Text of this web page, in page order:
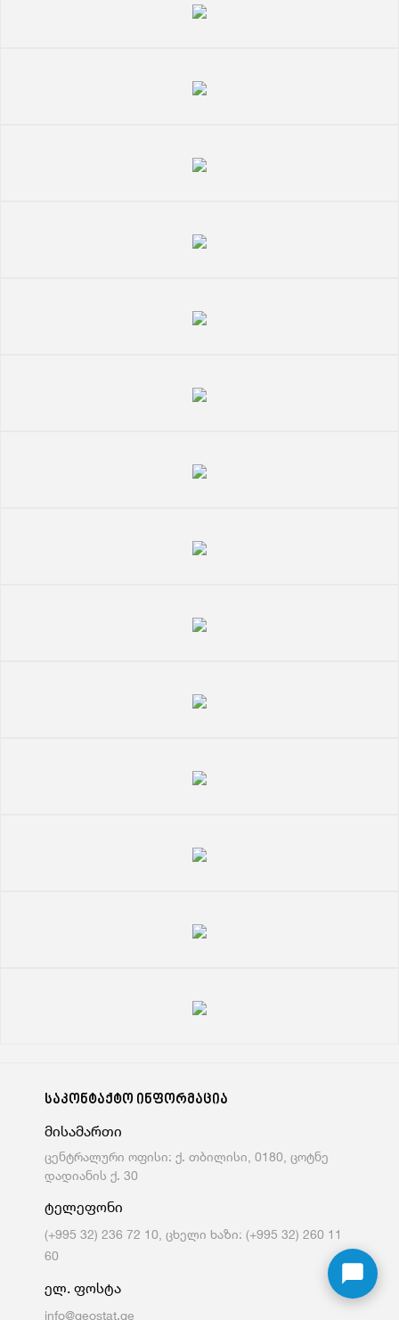
საკონტაქტო ინფორმაცია
მისამართი
ცენტრალური ოფისი: ქ. თბილისი, 0180, ცოტნე
დადიანის ქ. 30
ტელეფონი
(+995 32) 236 72 10, ცხელი ხაზი: (+995 32) 260 11
60
ელ. ფოსტა
info@geostat.ge